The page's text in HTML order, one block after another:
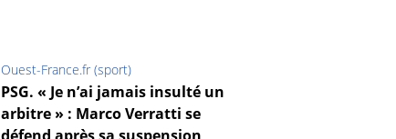
Ouest-France.fr (sport)
PSG. « Je n’ai jamais insulté un
arbitre » : Marco Verratti se